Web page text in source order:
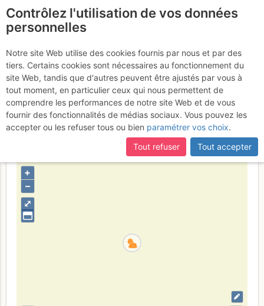
Baou de Saint-Jeannet :
Les trois niches
Mercredi 22 mars
2017
Pelat - Préalpes de Castellane -
Estérel
⤢
+
–
Contrôlez l'utilisation de vos données
personnelles
Notre site Web utilise des cookies fournis par nous et par des
tiers. Certains cookies sont nécessaires au fonctionnement du
site Web, tandis que d'autres peuvent être ajustés par vous à
tout moment, en particulier ceux qui nous permettent de
comprendre les performances de notre site Web et de vous
fournir des fonctionnalités de médias sociaux. Vous pouvez les
accepter ou les refuser tous ou bien paramétrer vos choix.
Tout refuser
Tout accepter